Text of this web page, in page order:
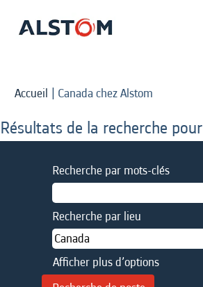
Accueil | Canada chez Alstom
Résultats de la recherche pour
Recherche par mots-clés
Recherche par lieu
Afficher plus d’options